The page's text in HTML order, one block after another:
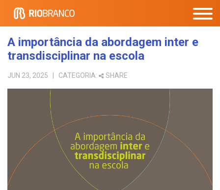
A importância da abordagem inter e
transdisciplinar na escola
JUN 23, 2025 | CATEGORIA: SHARE